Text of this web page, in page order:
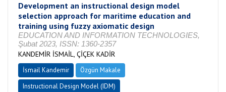
Development an instructional design model
selection approach for maritime education and
training using fuzzy axiomatic design
EDUCATION AND INFORMATION TECHNOLOGIES,
Şubat 2023, ISSN: 1360-2357
KANDEMİR İSMAİL, ÇİÇEK KADİR
İsmail Kandemir
Özgün Makale
Instructional Design Model (IDM)